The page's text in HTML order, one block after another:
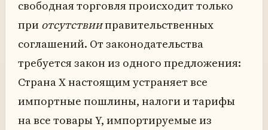
свободная торговля происходит только
при отсутствииправительственных
соглашений. От законодательства
требуется закон из одного предложения:
Страна X настоящим устраняет все
импортные пошлины, налоги и тарифы
на все товары Y, импортируемые из